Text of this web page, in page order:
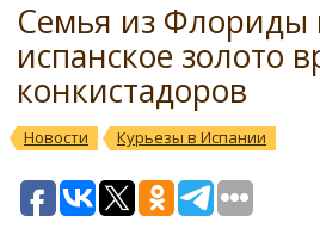
Семья из
испанское золото
конкистадоров
Новости Курьезы в Испании